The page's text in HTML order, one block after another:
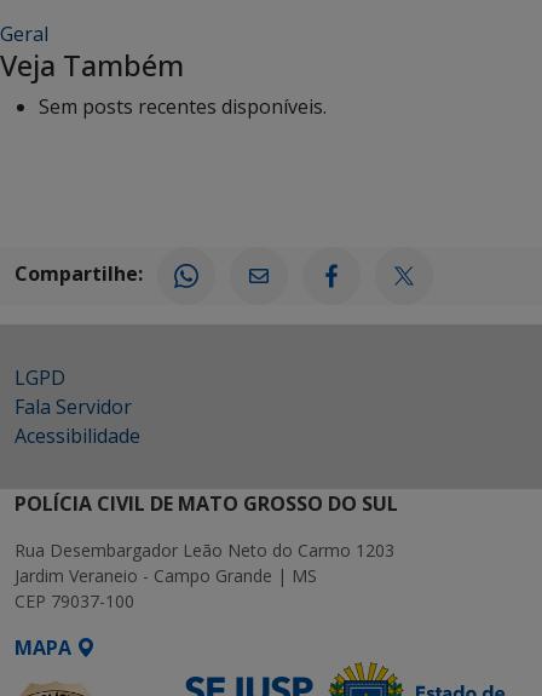
Geral
Veja Também
Sem posts recentes disponíveis.
Compartilhe:
LGPD
Fala Servidor
Acessibilidade
POLÍCIA CIVIL DE MATO GROSSO DO SUL
Rua Desembargador Leão Neto do Carmo 1203
Jardim Veraneio - Campo Grande | MS
CEP 79037-100
MAPA